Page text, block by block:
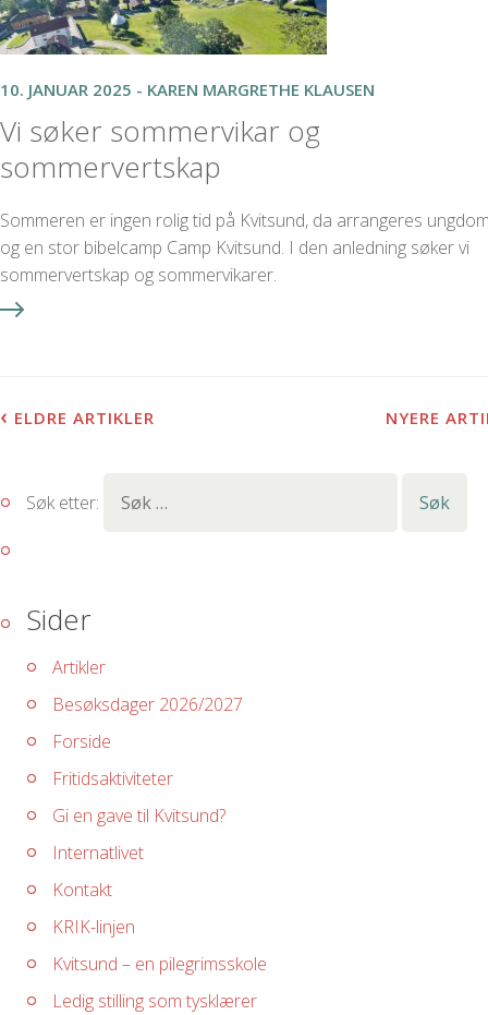
10. JANUAR 2025 - KAREN MARGRETHE KLAUSEN
Vi søker sommervikar og
sommervertskap
Sommeren er ingen rolig tid på Kvitsund, da arrangeres
og en stor bibelcamp Camp Kvitsund. I den anledning søker vi
sommervertskap og sommervikarer.
‹ ELDRE ARTIKLER NYERE
Søk etter:
Sider
Artikler
Besøksdager 2026/2027
Forside
Fritidsaktiviteter
Gi en gave til Kvitsund?
Internatlivet
Kontakt
KRIK-linjen
Kvitsund – en pilegrimsskole
Ledig stilling som tysklærer